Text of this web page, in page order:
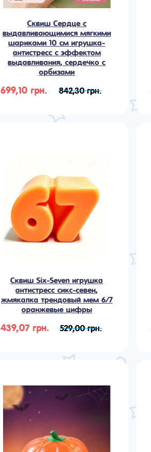
Сквиш Сердце с
выдавливающимися мягкими
шариками 10 см игрушка-
антистресс с эффектом
выдавливания, сердечко с
орбизами
699,10 грн. 842,30 грн.
Сквиш Six-Seven игрушка
антистресс сикс-севен,
жмякалка трендовый мем 6/7
оранжевые цифры
439,07 грн. 529,00 грн.